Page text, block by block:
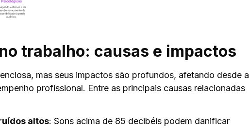
trabalho: causas e impactos
mas seus impactos são profundos, afetando desde a
profissional. Entre as principais causas relacionadas
altos: Sons acima de 85 decibéis podem danificar